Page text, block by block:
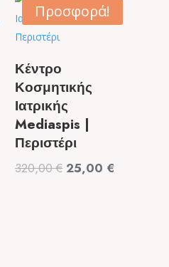
99,00 €.
49,90 €.
Προσφορά!
Κέντρο
Κοσμητικής
Ιατρικής
Mediaspis |
Περιστέρι
320,00€ Original
25,00 €